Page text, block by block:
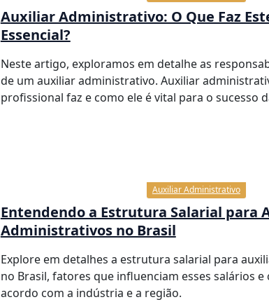
Auxiliar Administrativo: O Que Faz
Essencial?
Neste artigo, exploramos em detalhe as
de um auxiliar administrativo. Auxiliar
profissional faz e como ele é vital para o sucesso
Auxiliar Administrativo
Entendendo a Estrutura Salarial para
Administrativos no Brasil
Explore em detalhes a estrutura salarial para
no Brasil, fatores que influenciam esses salários e
acordo com a indústria e a região.